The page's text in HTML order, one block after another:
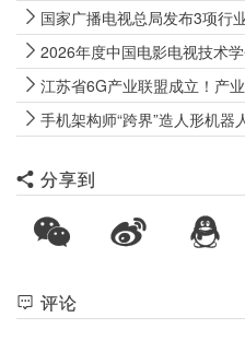
国家广播电视总局发布3项行
2026年度中国电影电视技术学会视
江苏省6G产业联盟成立！产
手机架构师“跨界”造人形机器人，打
分享到
评论